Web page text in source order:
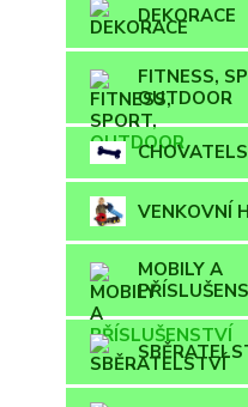
DEKORACE
FITNESS,
OUTDOOR
VENKOVNÍ
MOBILY A